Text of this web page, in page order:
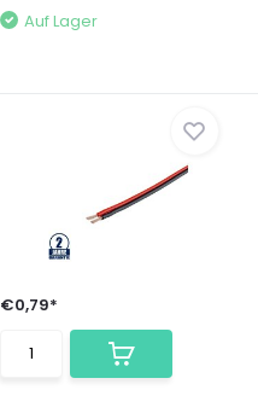
Auf Lager
€0,79*